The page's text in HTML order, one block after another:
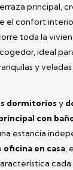
principal,
el confort
toda la
ideal
y
dormitorios y
con
estancia
oficina en casa,